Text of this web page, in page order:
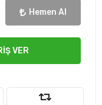
Hemen Al
VER